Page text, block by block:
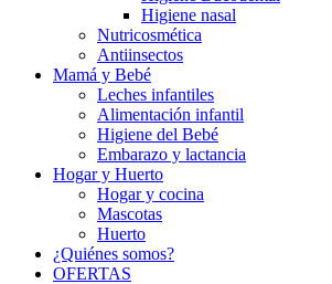
Higiene nasal
Nutricosmética
Antiinsectos
Mamá y Bebé
Leches infantiles
Alimentación infantil
Higiene del Bebé
Embarazo y lactancia
Hogar y Huerto
Hogar y cocina
Mascotas
Huerto
¿Quiénes somos?
OFERTAS